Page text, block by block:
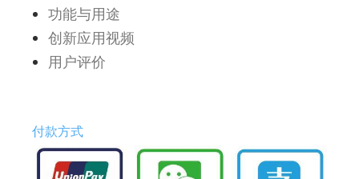
功能与用途
创新应用视频
用户评价
付款方式